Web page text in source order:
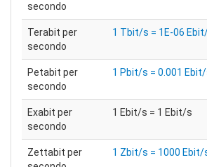
secondo
Terabit per
secondo
1 Tbit/s = 1E-06
Petabit per
secondo
1 Pbit/s = 0.001
Exabit per
secondo
1 Ebit/s = 1 Ebit/s
Zettabit per
1 Zbit/s = 1000 Ebit/